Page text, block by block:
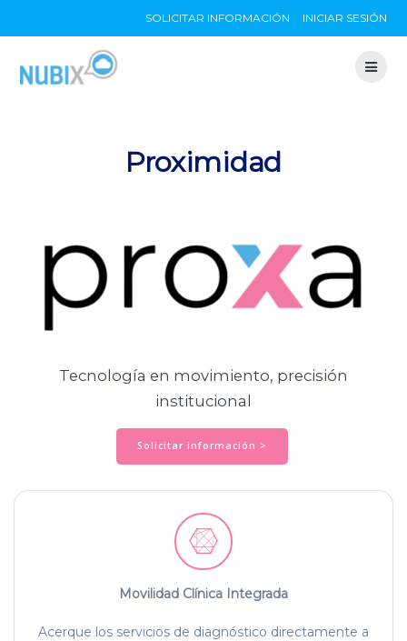
to
SOLICITAR INFORMACIÓN INICIAR SESIÓN
Proximidad
Tecnología en movimiento, precisión
institucional
Solicitar información >
Movilidad Clínica Integrada
Acerque los servicios de diagnóstico directamente a